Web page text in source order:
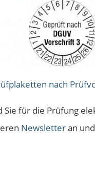
nach
Sie für die Prüfung
Newsletteran